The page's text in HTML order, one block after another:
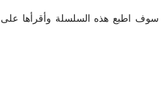
سوف اطبع هذه السلسلة وأقرأها